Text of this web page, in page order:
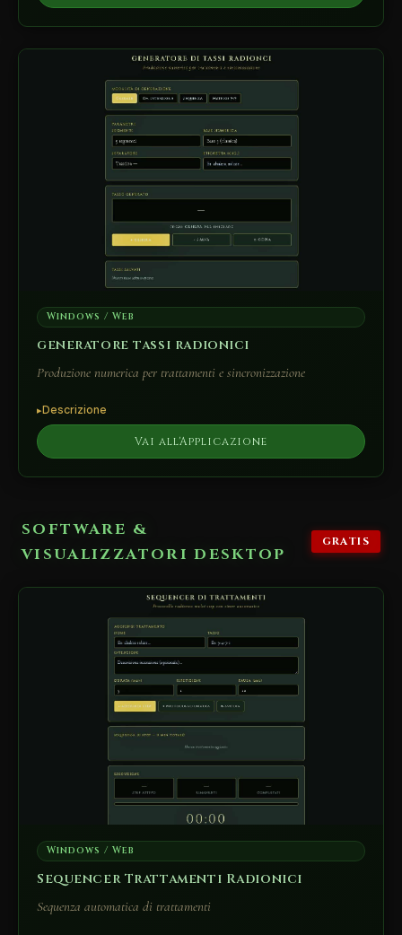
Windows / Web
generatore tassi radionici
Produzione numerica per trattamenti e sincronizzazione
Descrizione
Vai all'Applicazione
SOFTWARE &
VISUALIZZATORI DESKTOP
GRATIS
Windows / Web
Sequencer Trattamenti Radionici
Sequenza automatica di trattamenti